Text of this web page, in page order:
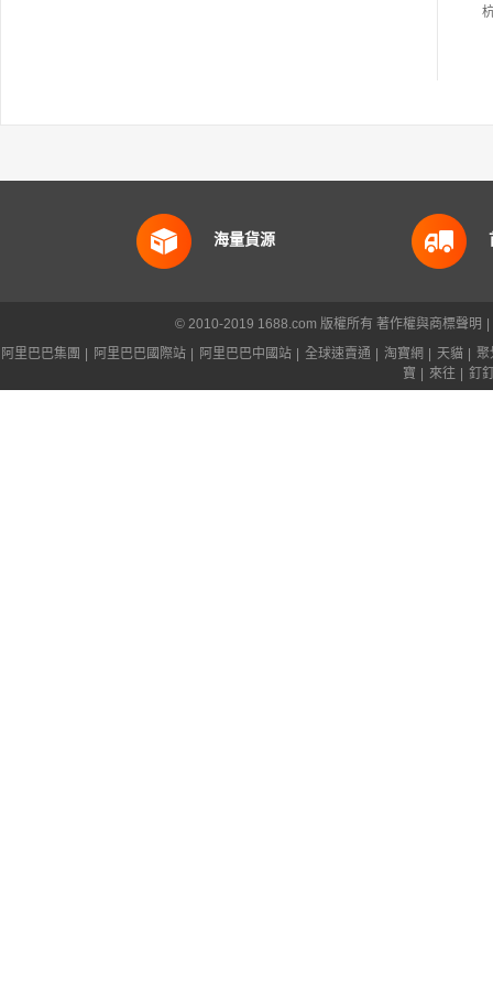
海量貨源
© 2010-2019 1688.com 版權所有 著作權與商標聲明
阿里巴巴集團
阿里巴巴國際站 阿里巴巴中國站 全球速賣通 淘寶網 天貓
聚
寶
來往 釘